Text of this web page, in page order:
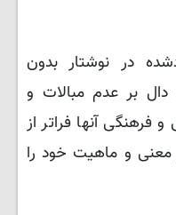
در نوشتار بدون
بر عدم مبالات و
آنها فراتر از
معنی و ماهیت خود را